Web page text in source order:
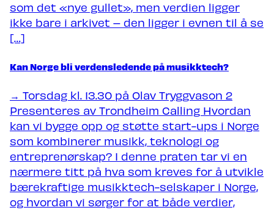
KONFERANSEPOSTER
NORDIC INCUBATOR
Om Trondheim Calling
Søk om å spille på TC27
som det «nye gullet», men verdien ligger
ikke bare i arkivet – den ligger i evnen til å se
[…]
Kan Norge bli verdensledende på musikktech?
→ Torsdag kl. 13.30 på Olav Tryggvason 2
Presenteres av Trondheim Calling Hvordan
kan vi bygge opp og støtte start-ups i Norge
som kombinerer musikk, teknologi og
entreprenørskap? I denne praten tar vi en
nærmere titt på hva som kreves for å utvikle
bærekraftige musikktech-selskaper i Norge,
og hvordan vi sørger for at både verdier,